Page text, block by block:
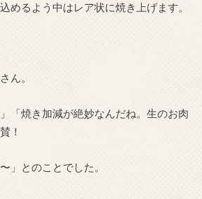
めるよう中はレア状に焼き上げます。
ん。
「焼き加減が絶妙なんだね。生のお肉
！
」とのことでした。